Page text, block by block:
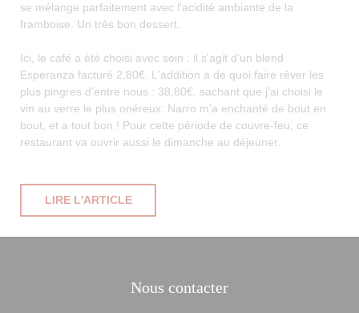
se mélange parfaitement avec l'acidité ambiante de la
framboise. Un très bon dessert.
Ici, le café a été choisi avec soin : il s'agit d'un blend
Esperanza facturé 2,80€. L'addition a de quoi faire rêver les
plus pingres d'entre nous : 38,80€, sachant que j'ai choisi le
vin au verre le plus onéreux. Narro m'a enchanté de bout en
bout, et a tout bon ! Pour cette période de couvre-feu, ce
restaurant va ouvrir aussi le dimanche au déjeuner.
LIRE L'ARTICLE((OUVRE UNE NOUVELLE FENÊTRE))
Nous contacter